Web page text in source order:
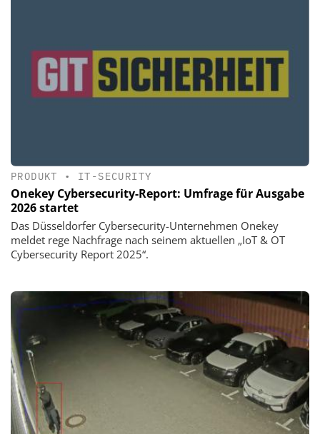
PRODUKT • IT-SECURITY
Onekey Cybersecurity-Report: Umfrage für Ausgabe
2026 startet
Das Düsseldorfer Cybersecurity-Unternehmen Onekey
meldet rege Nachfrage nach seinem aktuellen „IoT & OT
Cybersecurity Report 2025“.